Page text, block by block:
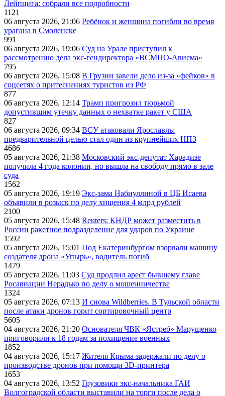
Лейпцига: собрали все подробности
1121
06 августа 2026, 21:06 Ребёнок и женщина погибли во время
урагана в Смоленске
991
06 августа 2026, 19:06 Суд на Урале приступил к
рассмотрению дела экс-гендиректора «ВСМПО-Ависма»
795
06 августа 2026, 15:08 В Грузии завели дело из-за «фейков» в
соцсетях о притеснениях туристов из РФ
877
06 августа 2026, 12:14 Трамп пригрозил тюрьмой
допустившим утечку данных о нехватке ракет у США
827
06 августа 2026, 09:34 ВСУ атаковали Ярославль:
предварительной целью стал один из крупнейших НПЗ
4686
05 августа 2026, 21:38 Московский экс-депутат Харадизе
получила 4 года колонии, но вышла на свободу прямо в зале
суда
1562
05 августа 2026, 19:19 Экс-зама Набиуллиной в ЦБ Исаева
объявили в розыск по делу хищения 4 млрд рублей
2100
05 августа 2026, 15:48 Reuters: КНДР может разместить в
России ракетное подразделение для ударов по Украине
1592
05 августа 2026, 15:01 Под Екатеринбургом взорвали машину
создателя дрона «Упырь», водитель погиб
1479
05 августа 2026, 11:03 Суд продлил арест бывшему главе
Росавиации Нерадько по делу о мошенничестве
1324
05 августа 2026, 07:13 И снова Wildberries. В Тульской области
после атаки дронов горит сортировочный центр
5605
04 августа 2026, 21:20 Основателя ЧВК «Ястреб» Марущенко
приговорили к 18 годам за похищение военных
1852
04 августа 2026, 15:17 Жителя Крыма задержали по делу о
производстве дронов при помощи 3D‑принтера
1653
04 августа 2026, 13:52 Грузовики экс-начальника ГАИ
Волгоградской области выставили на торги после дела о